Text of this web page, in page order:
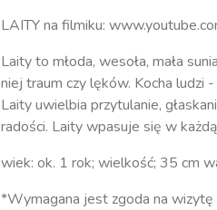
LAITY na filmiku:
Laity to młoda, wesoła, mała
niej traum czy lęków. Kocha ludzi
Laity uwielbia przytulanie,
radości. Laity wpasuje się w
wiek: ok. 1 rok; wielkość; 35 cm
*Wymagana jest zgoda na